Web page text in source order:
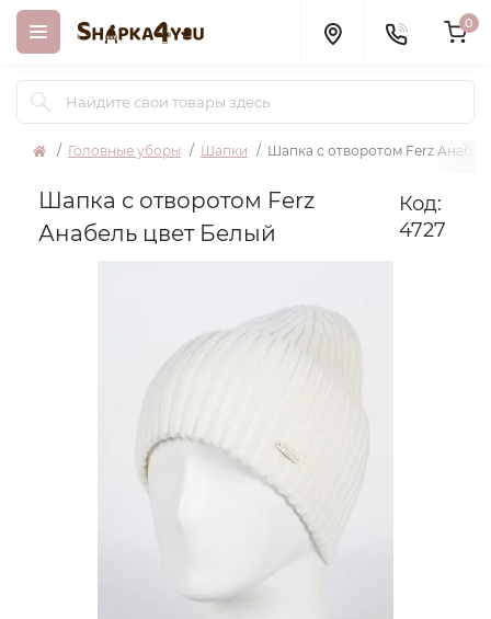
0
Головные уборы Шапки Шапка с отворотом Ferz
Шапка с отворотом Ferz
Анабель цвет Белый
Код:
4727